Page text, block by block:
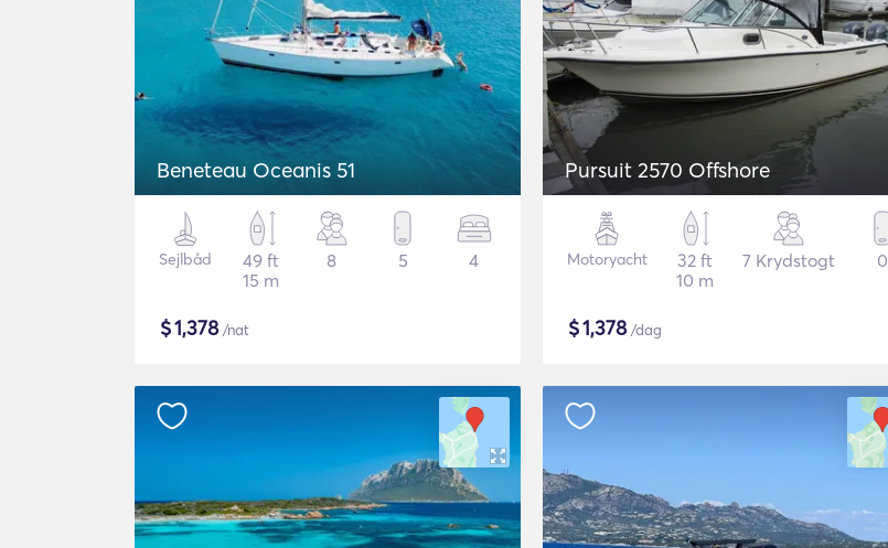
Beneteau Oceanis 51
Sejlbåd
49 ft
15 m
8 5 4
$1,378/nat
Pursuit 2570 Offshore
Motoryacht
32 ft
10 m
7 Krydstogt 0
$1,378/dag